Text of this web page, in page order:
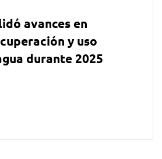
avances en
y uso
durante 2025